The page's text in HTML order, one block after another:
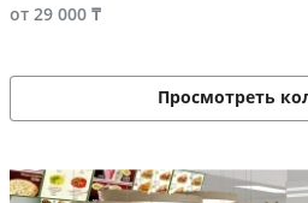
от 29 000 ₸
Просмотреть